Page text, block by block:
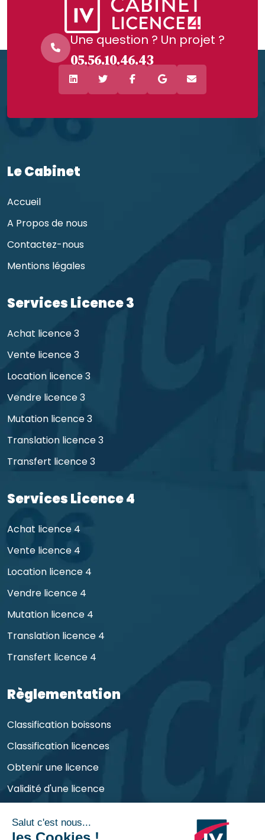
Une question ? Un projet ?
05.56.10.46.43
Le Cabinet
Accueil
A Propos de nous
Contactez-nous
Mentions légales
Services Licence 3
Achat licence 3
Vente licence 3
Location licence 3
Vendre licence 3
Mutation licence 3
Translation licence 3
Transfert licence 3
Services Licence 4
Achat licence 4
Vente licence 4
Location licence 4
Vendre licence 4
Mutation licence 4
Translation licence 4
Transfert licence 4
Règlementation
Classification boissons
Classification licences
Obtenir une licence
Validité d'une licence